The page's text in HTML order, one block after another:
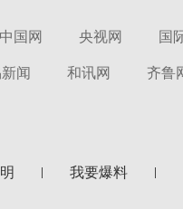
中国网 央视网 国
闻 和讯网 齐鲁
我要爆料